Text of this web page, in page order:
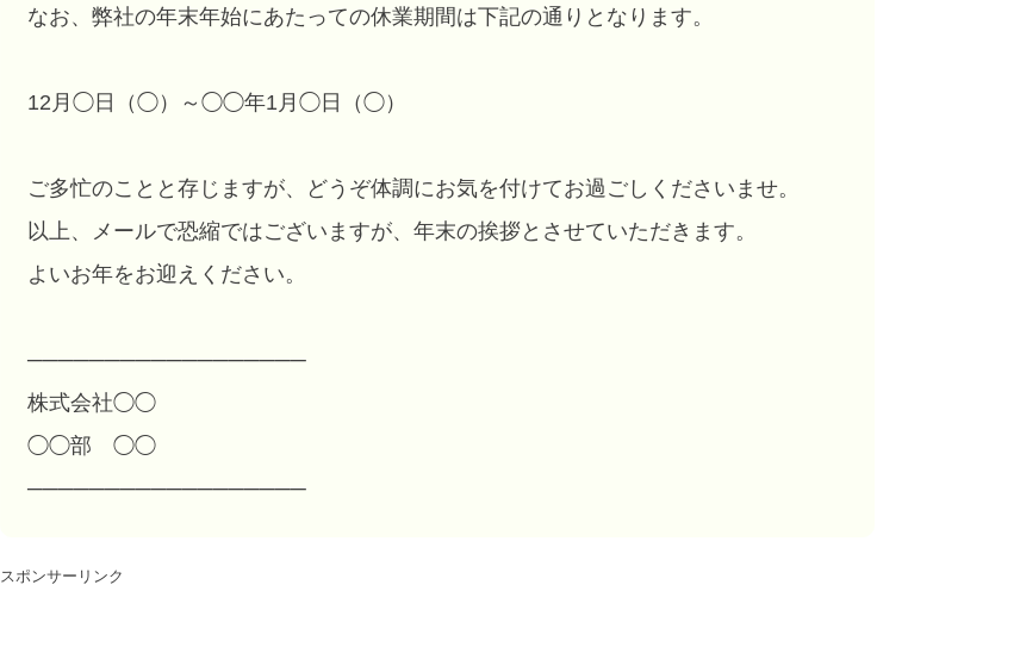
なお、弊社の年末年始にあたっての休業期間は下記の通りとなります。
12月◯日（◯）～◯◯年1月◯日（◯）
ご多忙のことと存じますが、どうぞ体調にお気を付けてお過ごしくださいませ。
以上、メールで恐縮ではございますが、年末の挨拶とさせていただきます。
よいお年をお迎えください。
──────────────────
株式会社◯◯
◯◯部 ◯◯
──────────────────
スポンサーリンク